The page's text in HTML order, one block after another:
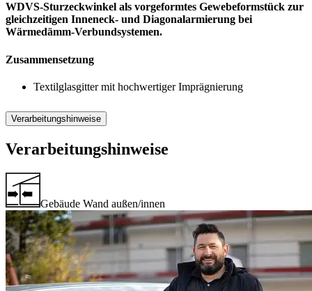
WDVS-Sturzeckwinkel als vorgeformtes Gewebeformstück zur
gleichzeitigen Inneneck- und Diagonalarmierung bei
Wärmedämm-Verbundsystemen.
Zusammensetzung
Textilglasgitter mit hochwertiger Imprägnierung
Verarbeitungshinweise
Verarbeitungshinweise
Gebäude Wand außen/innen